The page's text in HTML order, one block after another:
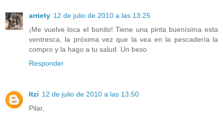
arriety 12 de julio de 2010 a las 13:25
¡Me vuelve loca el bonito! Tiene una pinta buenísima esta
ventresca, la próxima vez que la vea en la pescadería la
compro y la hago a tu salud. Un beso
Responder
Itzi 12 de julio de 2010 a las 13:50
Pilar,